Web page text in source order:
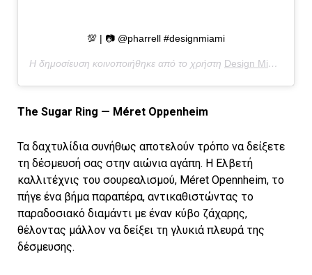
💯 | 📷 @pharrell #designmiami
Η δημοσίευση κοινοποιήθηκε από το χρήστη Design Miami/
The Sugar Ring — Méret Oppenheim
Τα δαχτυλίδια συνήθως αποτελούν τρόπο να δείξετε
τη δέσμευσή σας στην αιώνια αγάπη. Η Ελβετή
καλλιτέχνις του σουρεαλισμού, Méret Opennheim, το
πήγε ένα βήμα παραπέρα, αντικαθιστώντας το
παραδοσιακό διαμάντι με έναν κύβο ζάχαρης,
θέλοντας μάλλον να δείξει τη γλυκιά πλευρά της
δέσμευσης.